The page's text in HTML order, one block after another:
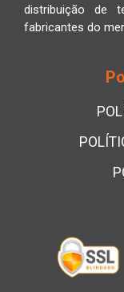
distribuição de
fabricantes do